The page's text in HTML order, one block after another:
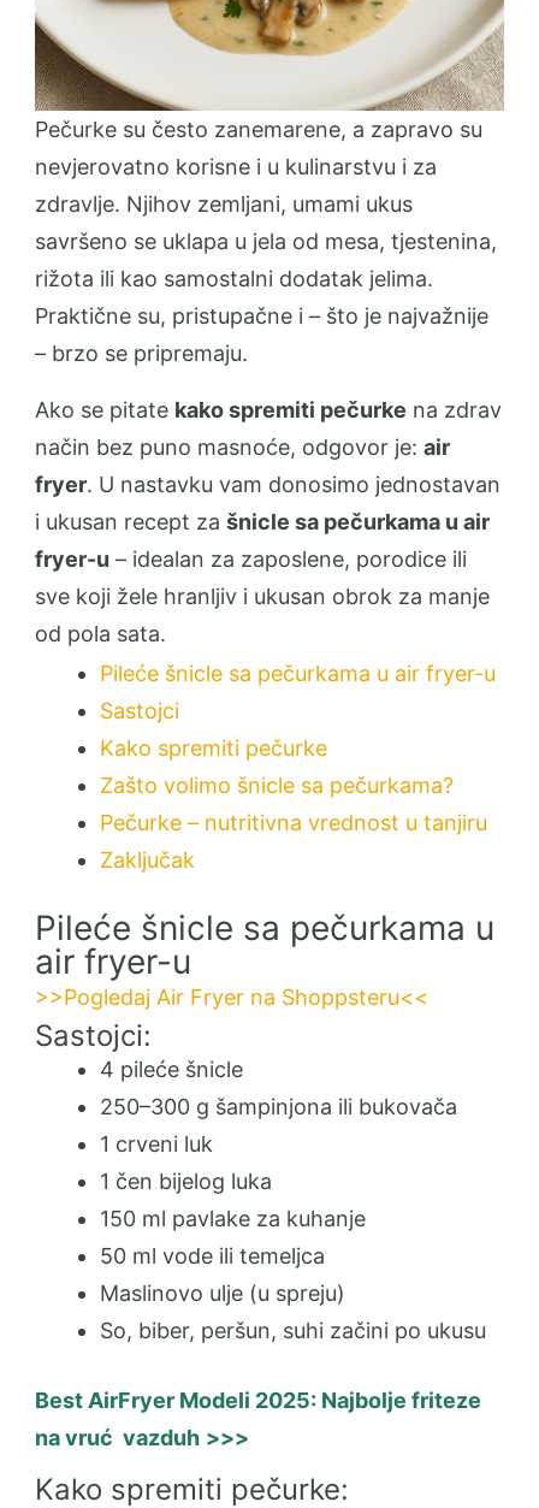
Pečurke su često zanemarene, a zapravo su
nevjerovatno korisne i u kulinarstvu i za
zdravlje. Njihov zemljani, umami ukus
savršeno se uklapa u jela od mesa, tjestenina,
rižota ili kao samostalni dodatak jelima.
Praktične su, pristupačne i – što je najvažnije
– brzo se pripremaju.
Ako se pitate kako spremiti pečurke na zdrav
način bez puno masnoće, odgovor je: air
fryer. U nastavku vam donosimo jednostavan
i ukusan recept za šnicle sa pečurkama u air
fryer-u – idealan za zaposlene, porodice ili
sve koji žele hranljiv i ukusan obrok za manje
od pola sata.
Pileće šnicle sa pečurkama u air fryer-u
Sastojci
Kako spremiti pečurke
Zašto volimo šnicle sa pečurkama?
Pečurke – nutritivna vrednost u tanjiru
Zaključak
Pileće šnicle sa pečurkama u
air fryer-u
>>Pogledaj Air Fryer na Shoppsteru<<
Sastojci:
4 pileće šnicle
250–300 g šampinjona ili bukovača
1 crveni luk
1 čen bijelog luka
150 ml pavlake za kuhanje
50 ml vode ili temeljca
Maslinovo ulje (u spreju)
So, biber, peršun, suhi začini po ukusu
Best AirFryer Modeli 2025: Najbolje friteze
na vruć vazduh >>>
Kako spremiti pečurke: